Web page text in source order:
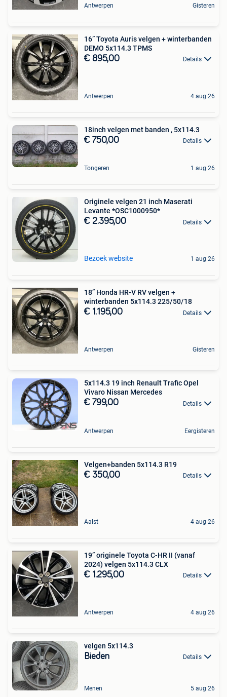
Antwerpen Gisteren
16” Toyota Auris velgen + winterbanden
DEMO 5x114.3 TPMS
€ 895,00 Details
Antwerpen 4 aug 26
18inch velgen met banden , 5x114.3
€ 750,00 Details
Tongeren 1 aug 26
Originele velgen 21 inch Maserati
Levante *OSC1000950*
€ 2.395,00 Details
Bezoek website 1 aug 26
18” Honda HR-V RV velgen +
winterbanden 5x114.3 225/50/18
€ 1.195,00 Details
Antwerpen Gisteren
5x114.3 19 inch Renault Trafic Opel
Vivaro Nissan Mercedes
€ 799,00 Details
Antwerpen Eergisteren
Velgen+banden 5x114.3 R19
€ 350,00 Details
Aalst 4 aug 26
19” originele Toyota C-HR II (vanaf
2024) velgen 5x114.3 CLX
€ 1.295,00 Details
Antwerpen 4 aug 26
velgen 5x114.3
Bieden Details
Menen 5 aug 26